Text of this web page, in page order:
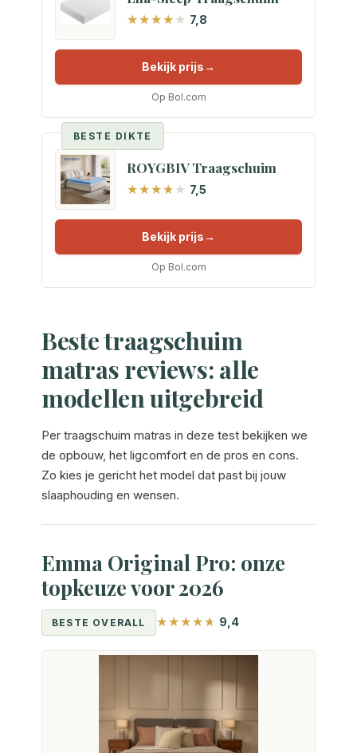
7,8
Bekijk prijs
Op Bol.com
BESTE DIKTE
ROYGBIV Traagschuim
7,5
Bekijk prijs
Op Bol.com
Beste traagschuim
matras reviews: alle
modellen uitgebreid
Per traagschuim matras in deze test bekijken we
de opbouw, het ligcomfort en de pros en cons.
Zo kies je gericht het model dat past bij jouw
slaaphouding en wensen.
Emma Original Pro: onze
topkeuze voor 2026
BESTE OVERALL 9,4